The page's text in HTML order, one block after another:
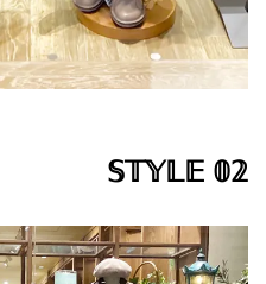
𝕊𝕋𝕐𝕃𝔼 𝟘𝟚